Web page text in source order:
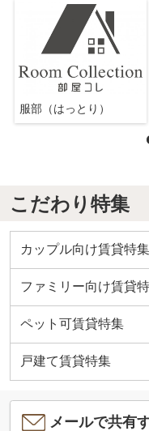
服部（はっとり）
こだわり特集
カップル向け賃貸特集
ファミリー向け賃貸
ペット可賃貸特集
戸建て賃貸特集
メールで共有